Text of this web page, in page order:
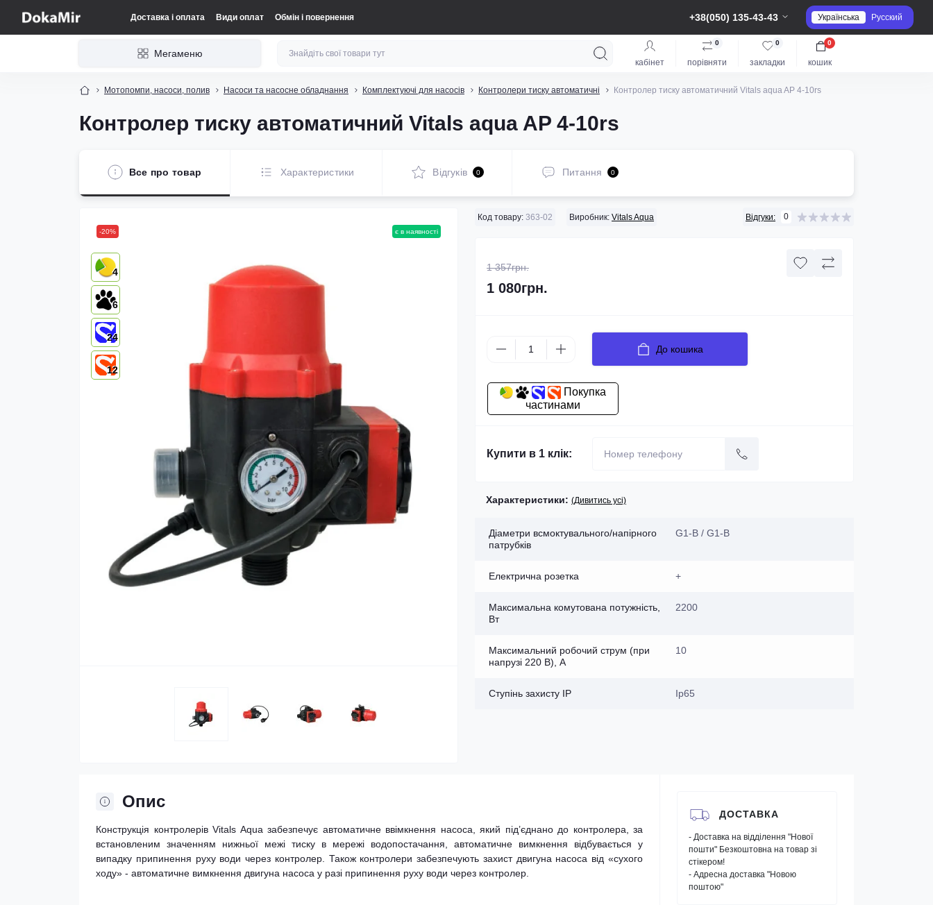
Доставка і оплата Види оплат Обмін і повернення +38(050) 135-43-43 Українська Русский
Мегаменю
кабінет порівняти
0
закладки
0
кошик
0
Мотопомпи, насоси, полив Насоси та насосне обладнання Комплектуючі для насосів Контролери тиску автоматичні Контролер тиску автоматичний Vitals aqua AP 4-10rs
Контролер тиску автоматичний Vitals aqua AP 4-10rs
Все про товар Характеристики Відгуків 0 Питання 0
-20% є в наявності
4
6
24
12
Код товару: 363-02 Виробник: Vitals Aqua Відгуки: 0
1 357грн.
1 080грн.
До кошика
частинами
Купити в 1 клік:
Характеристики: (Дивитись усі)
Діаметри всмоктувального/напірного
патрубків
G1-B / G1-B
Електрична розетка +
Максимальна комутована потужність,
Вт
2200
Максимальний робочий струм (при
напрузі 220 В), А
10
Ступінь захисту IP Ip65
Опис
Конструкція контролерів Vitals Aqua забезпечує автоматичне ввімкнення насоса, який під’єднано до контролера, за
встановленим значенням нижньої межі тиску в мережі водопостачання, автоматичне вимкнення відбувається у
випадку припинення руху води через контролер. Також контролери забезпечують захист двигуна насоса від «сухого
ходу» - автоматичне вимкнення двигуна насоса у разі припинення руху води через контролер.
ДОСТАВКА
- Доставка на відділення "Нової
пошти" Безкоштовна на товар зі
стікером!
- Адресна доставка "Новою
поштою"